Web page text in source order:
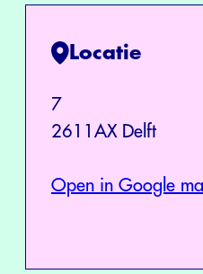
Locatie
7
2611AX Delft
Open in Google